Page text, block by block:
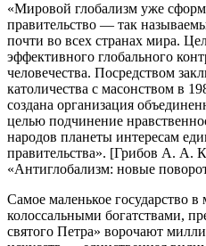
«Мировой глобализм уже
правительство — так
почти во всех странах мира.
эффективного глобального
человечества. Посредством
католичества с масонством в
создана организация
целью подчинение
народов планеты интересам
правительства». [Грибов А. А.
«Антиглобализм: новые
Самое маленькое государство
колоссальными богатствами,
святого Петра» ворочают